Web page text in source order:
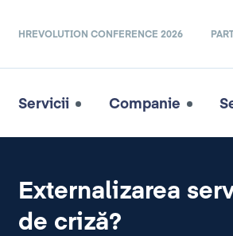
HREVOLUTION CONFERENCE 2026
Servicii Companie
Externalizarea
de criză?